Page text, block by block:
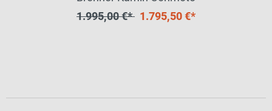
1.995,00 €* 1.795,50 €*